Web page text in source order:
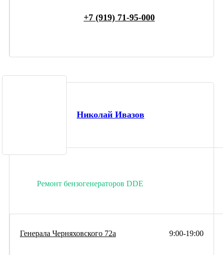
+7 (919) 71-95-000
Николай Ивазов
Ремонт бензогенераторов DDE
9:00-19:00
Генерала Черняховского 72а